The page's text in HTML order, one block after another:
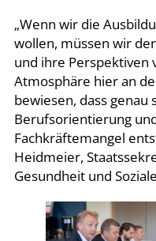
„Wenn wir die
wollen, müssen wir
und ihre Perspektiven
Atmosphäre hier an
bewiesen, dass genau
Berufsorientierung
Fachkräftemangel
Heidmeier,
Gesundheit und